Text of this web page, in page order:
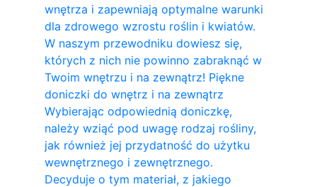
wnętrza i zapewniają optymalne warunki
dla zdrowego wzrostu roślin i kwiatów.
W naszym przewodniku dowiesz się,
których z nich nie powinno zabraknąć w
Twoim wnętrzu i na zewnątrz! Piękne
doniczki do wnętrz i na zewnątrz
Wybierając odpowiednią doniczkę,
należy wziąć pod uwagę rodzaj rośliny,
jak również jej przydatność do użytku
wewnętrznego i zewnętrznego.
Decyduje o tym materiał, z jakiego